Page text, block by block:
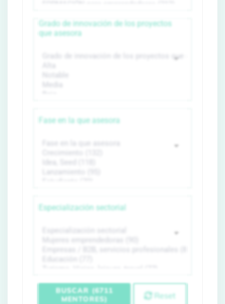
Grado de innovación de los proyectos
que asesora
Fase en la que asesora
Especialización sectorial
BUSCAR (6711
MENTORES)
Reset